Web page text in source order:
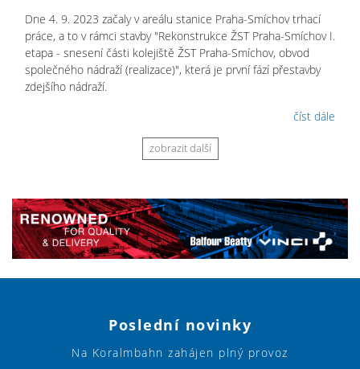
Dne 4. 9. 2023 začaly v areálu stanice Praha-Smíchov trhací
práce, a to v rámci stavby "Rekonstrukce ŽST Praha-Smíchov I.
etapa - snesení části kolejiště ŽST Praha-Smíchov, obvod
společného nádraží (realizace)", která je první fází přestavby
zdejšího nádraží.
číst dále
zobrazit další
Poslední novinky
Na Koralmbahn zahájen plný provoz